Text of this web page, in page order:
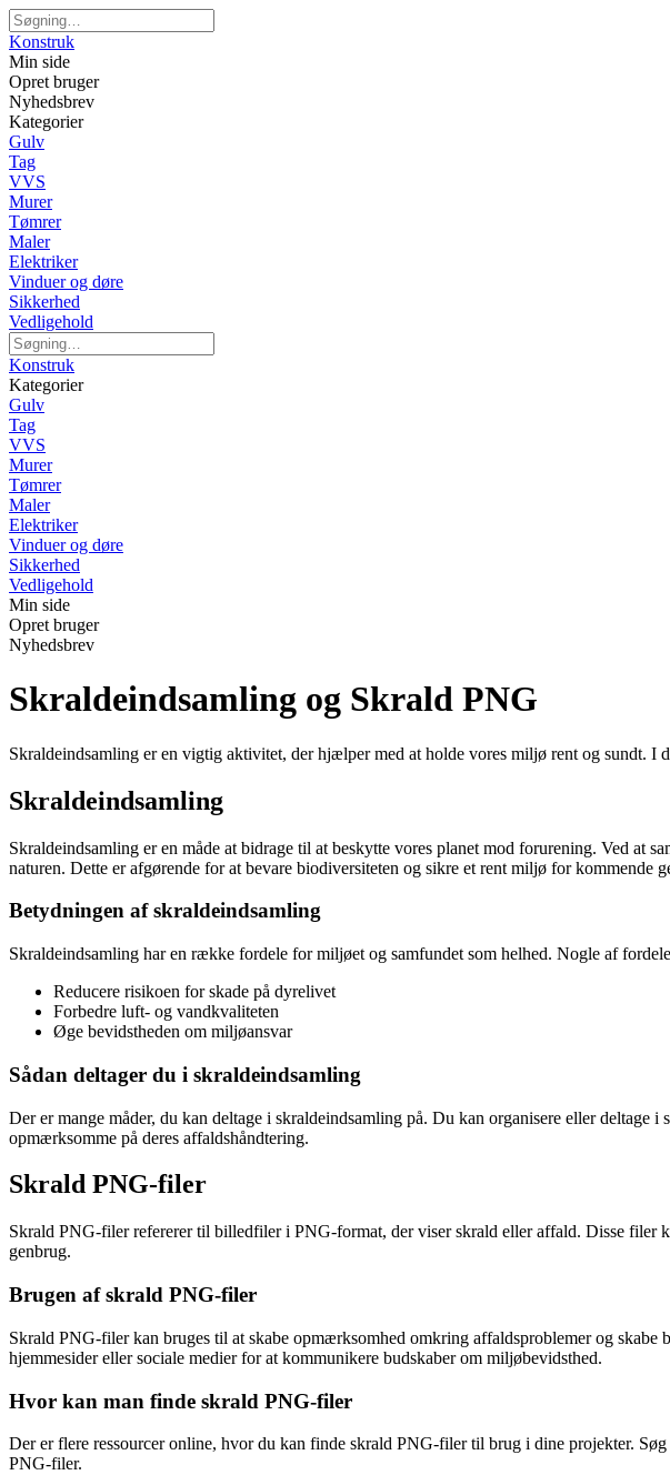
Konstruk
Min side
Opret bruger
Nyhedsbrev
Kategorier
Gulv
Tag
VVS
Murer
Tømrer
Maler
Elektriker
Vinduer og døre
Sikkerhed
Vedligehold
Konstruk
Kategorier
Gulv
Tag
VVS
Murer
Tømrer
Maler
Elektriker
Vinduer og døre
Sikkerhed
Vedligehold
Min side
Opret bruger
Nyhedsbrev
Skraldeindsamling og Skrald PNG
Skraldeindsamling er en vigtig aktivitet, der hjælper med at holde vores miljø rent og sundt.
Skraldeindsamling
Skraldeindsamling er en måde at bidrage til at beskytte vores planet mod forurening. Ved at
naturen. Dette er afgørende for at bevare biodiversiteten og sikre et rent miljø for kommende
Betydningen af skraldeindsamling
Skraldeindsamling har en række fordele for miljøet og samfundet som helhed. Nogle af
Reducere risikoen for skade på dyrelivet
Forbedre luft- og vandkvaliteten
Øge bevidstheden om miljøansvar
Sådan deltager du i skraldeindsamling
Der er mange måder, du kan deltage i skraldeindsamling på. Du kan organisere eller
opmærksomme på deres affaldshåndtering.
Skrald PNG-filer
Skrald PNG-filer refererer til billedfiler i PNG-format, der viser skrald eller affald. Disse filer
genbrug.
Brugen af skrald PNG-filer
Skrald PNG-filer kan bruges til at skabe opmærksomhed omkring affaldsproblemer og
hjemmesider eller sociale medier for at kommunikere budskaber om miljøbevidsthed.
Hvor kan man finde skrald PNG-filer
Der er flere ressourcer online, hvor du kan finde skrald PNG-filer til brug i dine projekter.
PNG-filer.